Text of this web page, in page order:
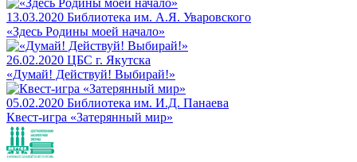
13.03.2020 Библиотека им. А.Я. Уваровского
«Здесь Родины моей начало»
26.02.2020 ЦБС г. Якутска
«Думай! Действуй! Выбирай!»
05.02.2020 Библиотека им. И.Д. Панаева
Квест-игра «Затерянный мир»